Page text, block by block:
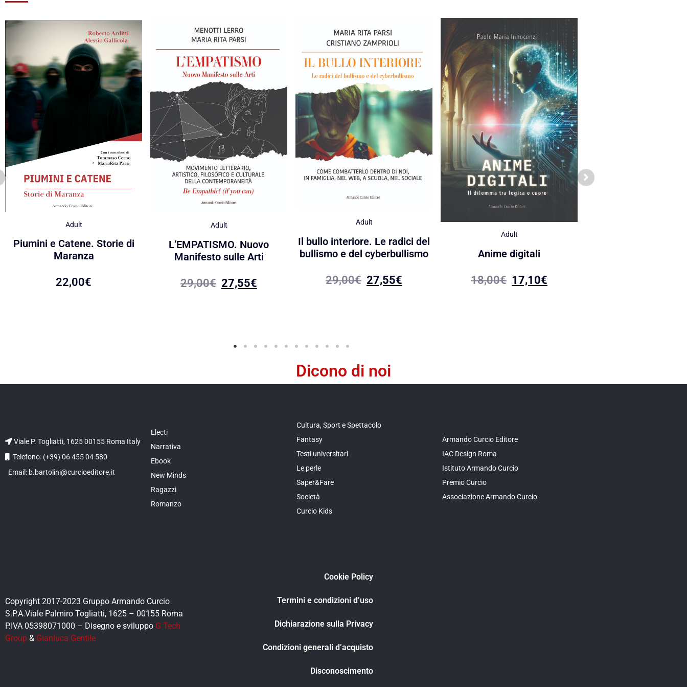
Adult
Piumini e Catene. Storie di
Maranza
22,00€
Adult
L’EMPATISMO. Nuovo
Manifesto sulle Arti
29,00€ 27,55€
Adult
Il bullo interiore. Le radici del
bullismo e del cyberbullismo
29,00€ 27,55€
Adult
Anime digitali
18,00€ 17,10€
Dicono di noi
Viale P. Togliatti, 1625 00155 Roma Italy
Telefono: (+39) 06 455 04 580
Email: b.bartolini@curcioeditore.it
Electi
Narrativa
Ebook
New Minds
Ragazzi
Romanzo
Cultura, Sport e Spettacolo
Fantasy
Testi universitari
Le perle
Saper&Fare
Società
Curcio Kids
Armando Curcio Editore
IAC Design Roma
Istituto Armando Curcio
Premio Curcio
Associazione Armando Curcio
Copyright 2017-2023 Gruppo Armando Curcio
S.P.A.Viale Palmiro Togliatti, 1625 – 00155 Roma
P.IVA 05398071000 – Disegno e sviluppo G Tech
Group & Gianluca Gentile
Cookie Policy
Termini e condizioni d’uso
Dichiarazione sulla Privacy
Condizioni generali d’acquisto
Disconoscimento